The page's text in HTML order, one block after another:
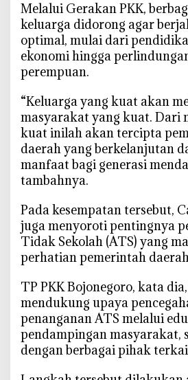
‎Melalui Gerakan PKK,
keluarga didorong agar
optimal, mulai dari
ekonomi hingga
perempuan.
‎“Keluarga yang kuat akan
masyarakat yang kuat. Dari
kuat inilah akan tercipta
daerah yang berkelanjutan
manfaat bagi generasi
tambahnya.
‎Pada kesempatan tersebut,
juga menyoroti pentingnya
Tidak Sekolah (ATS) yang
perhatian pemerintah
‎TP PKK Bojonegoro, kata
mendukung upaya
penanganan ATS melalui
pendampingan masyarakat,
dengan berbagai pihak